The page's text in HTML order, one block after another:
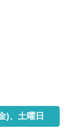
)、土曜日